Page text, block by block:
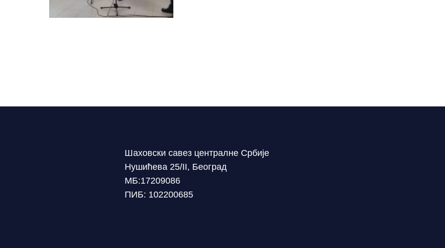
Шаховски савез централне Србије
Нушићева 25/II, Београд
МБ:17209086
ПИБ: 102200685